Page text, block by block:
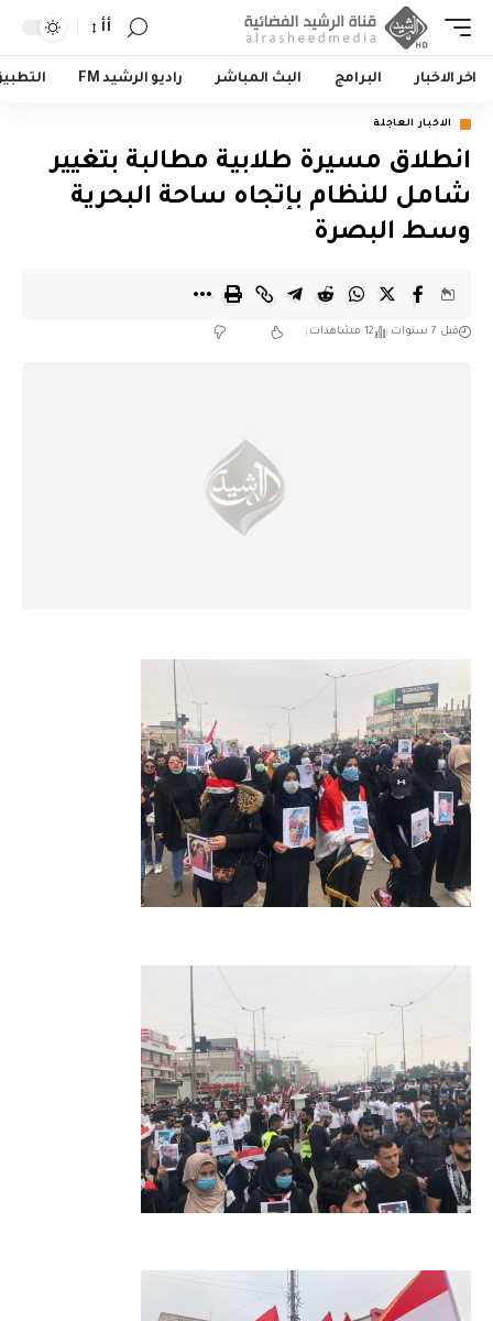
أأ
اخر الاخبار البرامج البث المباشر راديو الرشيد FM
الاخبار العاجلة
انطلاق مسيرة طلابية مطالبة بتغيير
شامل للنظام بإتجاه ساحة البحرية
وسط البصرة
قبل 7 سنوات 12 مشاهدات